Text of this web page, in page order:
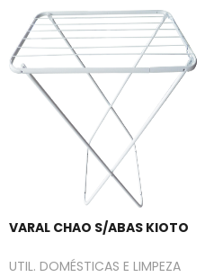
VARAL CHAO S/ABAS KIOTO
UTIL. DOMÉSTICAS E LIMPEZA